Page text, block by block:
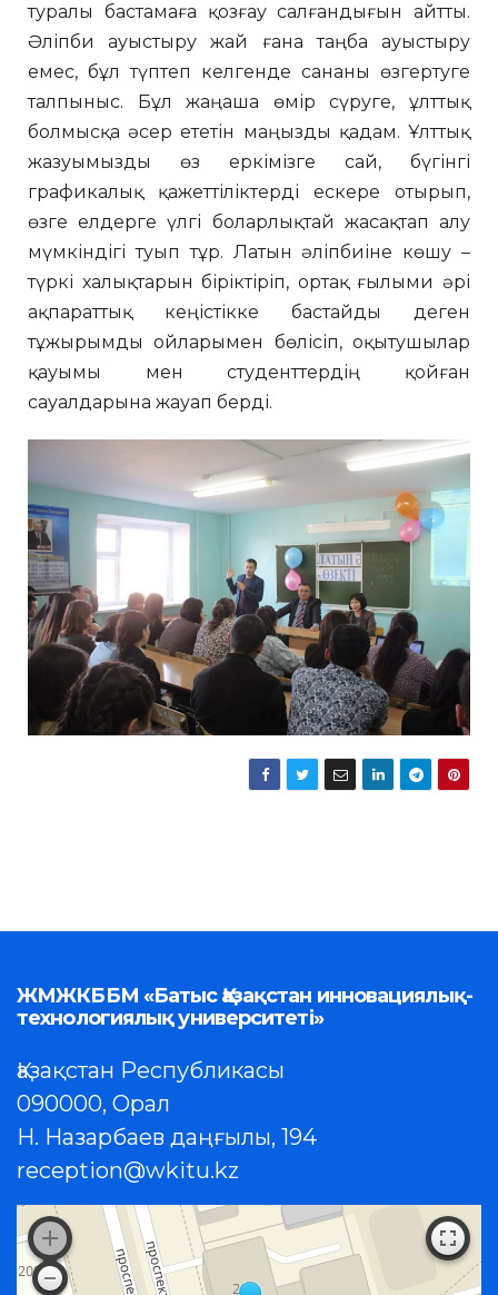
туралы бастамаға қозғау салғандығын айтты.
Әліпби ауыстыру жай ғана таңба ауыстыру
емес, бұл түптеп келгенде сананы өзгертуге
талпыныс. Бұл жаңаша өмір сүруге, ұлттық
болмысқа әсер ететін маңызды қадам. Ұлттық
жазуымызды өз еркімізге сай, бүгінгі
графикалық қажеттіліктерді ескере отырып,
өзге елдерге үлгі боларлықтай жасақтап алу
мүмкіндігі туып тұр. Латын әліпбиіне көшу –
түркі халықтарын біріктіріп, ортақ ғылыми әрі
ақпараттық кеңістікке бастайды деген
тұжырымды ойларымен бөлісіп, оқытушылар
қауымы мен студенттердің қойған
сауалдарына жауап берді.
ЖМЖКББМ «Батыс Қазақстан инновациялық-
технологиялық университеті»
Қазақстан Республикасы
090000, Орал
Н. Назарбаев даңғылы, 194
reception@wkitu.kz